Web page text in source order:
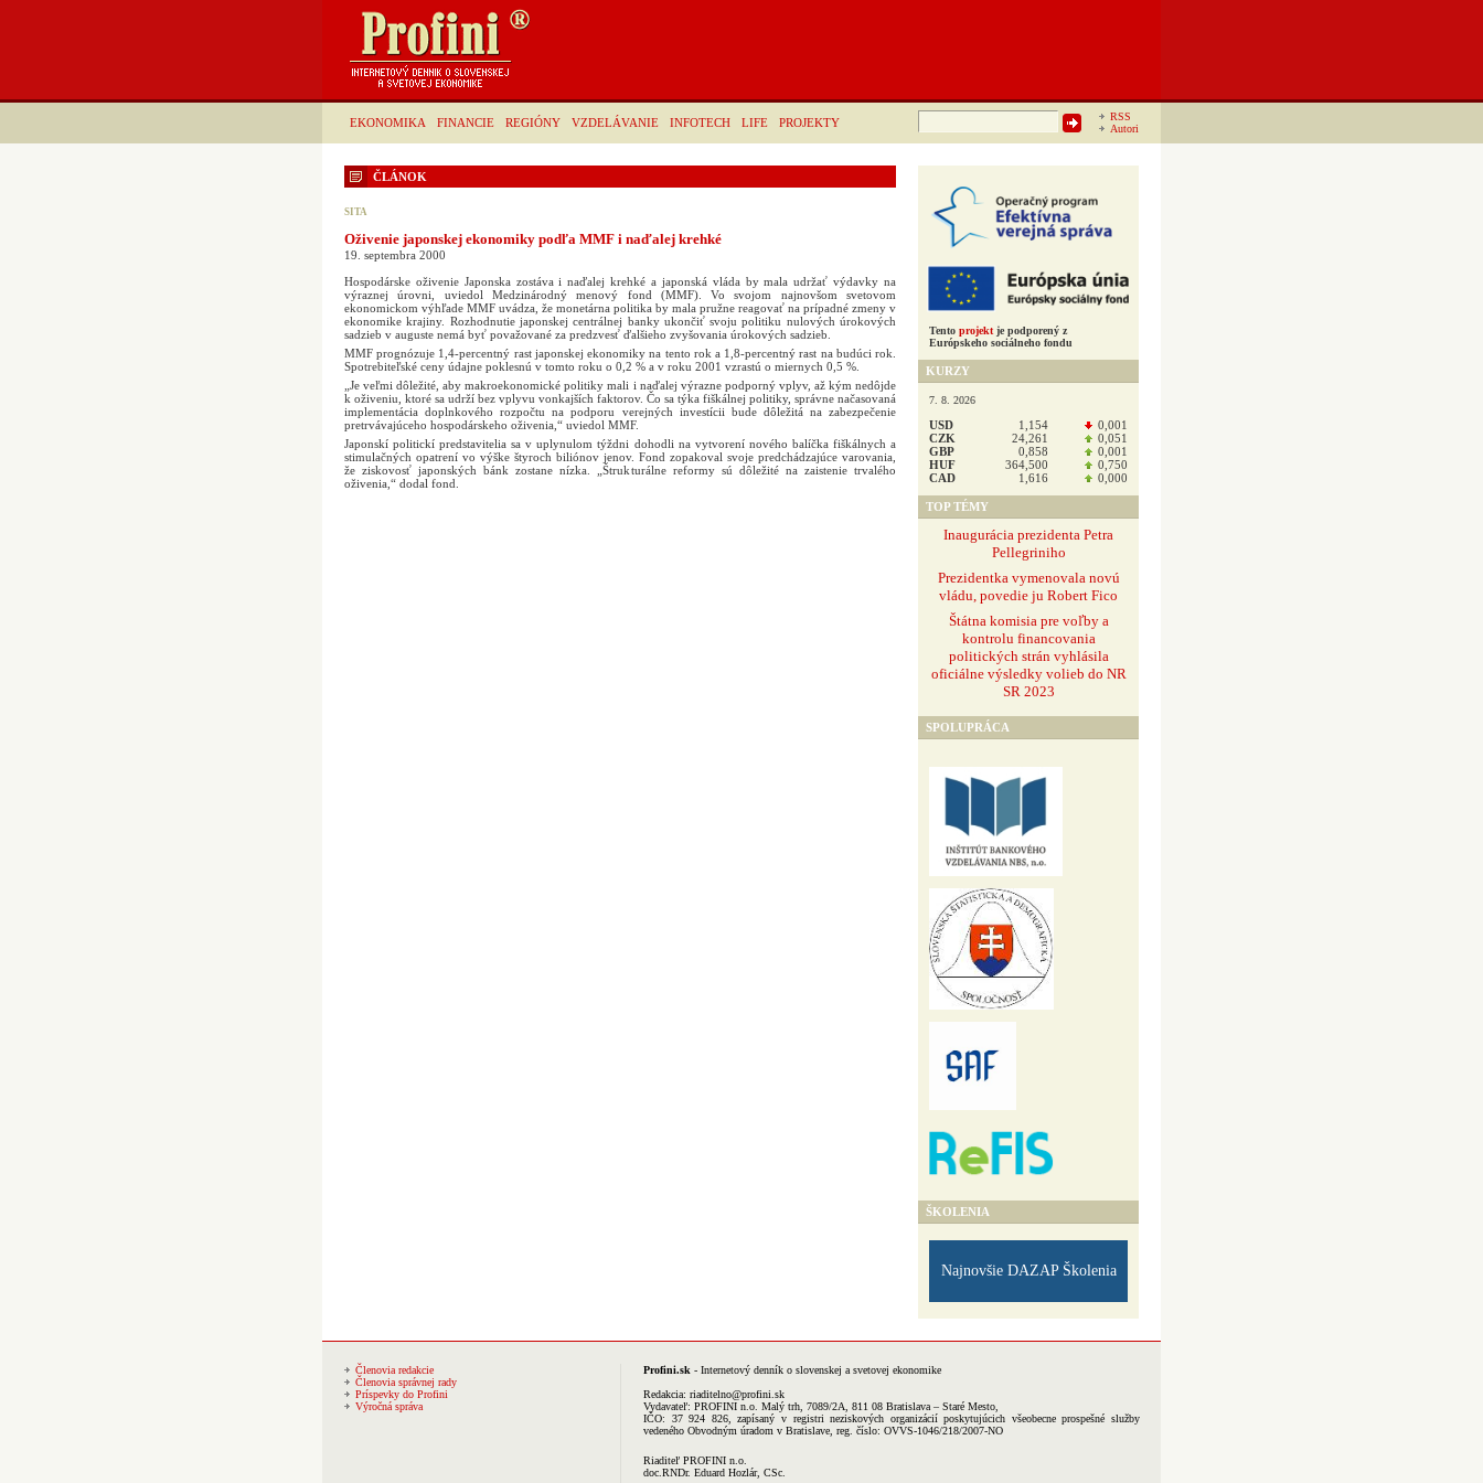
EKONOMIKA FINANCIE REGIÓNY VZDELÁVANIE INFOTECH LIFE PROJEKTY
RSS
Autori
Hľadať:
ČLÁNOK
SITA
Oživenie japonskej ekonomiky podľa MMF i naďalej krehké
19. septembra 2000
Hospodárske oživenie Japonska zostáva i naďalej krehké a japonská vláda by mala udržať výdavky na
výraznej úrovni, uviedol Medzinárodný menový fond (MMF). Vo svojom najnovšom svetovom
ekonomickom výhľade MMF uvádza, že monetárna politika by mala pružne reagovať na prípadné zmeny v
ekonomike krajiny. Rozhodnutie japonskej centrálnej banky ukončiť svoju politiku nulových úrokových
sadzieb v auguste nemá byť považované za predzvesť ďalšieho zvyšovania úrokových sadzieb.
MMF prognózuje 1,4-percentný rast japonskej ekonomiky na tento rok a 1,8-percentný rast na budúci rok.
Spotrebiteľské ceny údajne poklesnú v tomto roku o 0,2 % a v roku 2001 vzrastú o miernych 0,5 %.
„Je veľmi dôležité, aby makroekonomické politiky mali i naďalej výrazne podporný vplyv, až kým nedôjde
k oživeniu, ktoré sa udrží bez vplyvu vonkajších faktorov. Čo sa týka fiškálnej politiky, správne načasovaná
implementácia doplnkového rozpočtu na podporu verejných investícii bude dôležitá na zabezpečenie
pretrvávajúceho hospodárskeho oživenia,“ uviedol MMF.
Japonskí politickí predstavitelia sa v uplynulom týždni dohodli na vytvorení nového balíčka fiškálnych a
stimulačných opatrení vo výške štyroch biliónov jenov. Fond zopakoval svoje predchádzajúce varovania,
že ziskovosť japonských bánk zostane nízka. „Štrukturálne reformy sú dôležité na zaistenie trvalého
oživenia,“ dodal fond.
Tento projekt je podporený z
Európskeho sociálneho fondu
KURZY
7. 8. 2026
USD 1,154
0,001
CZK
24,261
0,051
GBP
0,858
0,001
HUF
364,500
0,750
CAD
1,616 0,000
TOP TÉMY
Inaugurácia prezidenta Petra
Pellegriniho
Prezidentka vymenovala novú
vládu, povedie ju Robert Fico
Štátna komisia pre voľby a
kontrolu financovania
politických strán vyhlásila
oficiálne výsledky volieb do NR
SR 2023
SPOLUPRÁCA
ŠKOLENIA
Najnovšie DAZAP Školenia
Členovia redakcie
Členovia správnej rady
Príspevky do Profini
Výročná správa
Profini.sk - Internetový denník o slovenskej a svetovej ekonomike
Redakcia: riaditelno@profini.sk
Vydavateľ: PROFINI n.o. Malý trh, 7089/2A, 811 08 Bratislava – Staré Mesto,
IČO: 37 924 826, zapísaný v registri neziskových organizácií poskytujúcich všeobecne prospešné služby
vedeného Obvodným úradom v Bratislave, reg. číslo: OVVS-1046/218/2007-NO
Riaditeľ PROFINI n.o.
doc.RNDr. Eduard Hozlár, CSc.